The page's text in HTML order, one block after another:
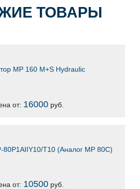
ТОВАРЫ
MP 160 M+S Hydraulic
от: 16000руб.
T10 (Аналог MP 80C)
от: 10500руб.